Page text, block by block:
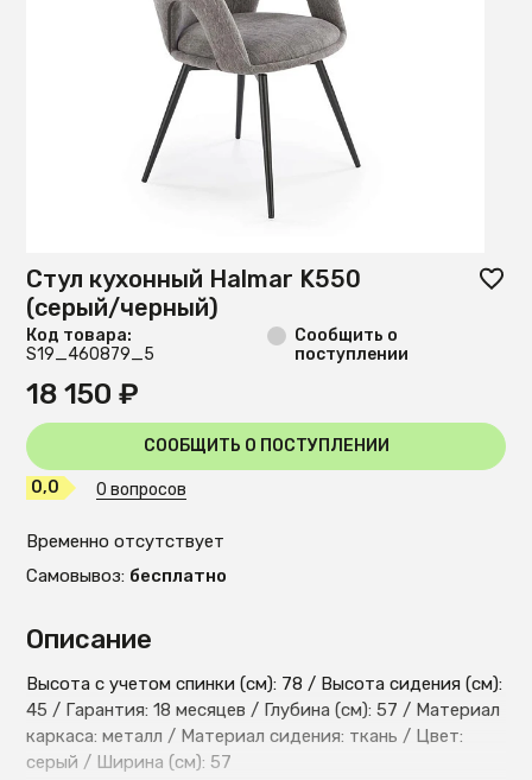
Описание
Высота с учетом спинки (см): 78 / Высота сидения (см):
45 / Гарантия: 18 месяцев / Глубина (см): 57 / Материал
каркаса: металл / Материал сидения: ткань / Цвет:
серый / Ширина (см): 57
Стул кухонный Halmar K550
(серый/черный)
Код товара:
S19_460879_5
Сообщить о
поступлении
18 150 ₽
СООБЩИТЬ О ПОСТУПЛЕНИИ
0,0 0 вопросов
Временно отсутствует
Самовывоз: бесплатно